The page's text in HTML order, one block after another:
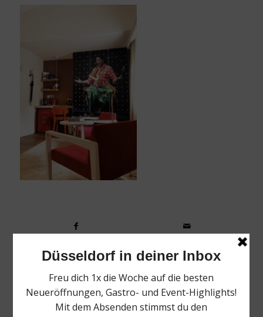
0
KOMMENTARE
Dein Kommentar